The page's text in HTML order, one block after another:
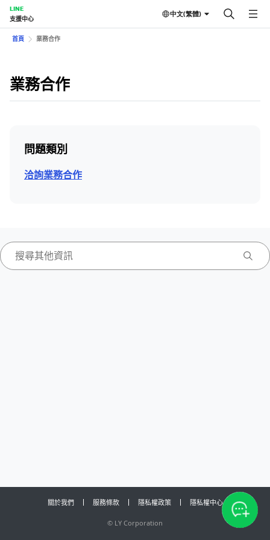
LINE
支援中心
中文(繁體)
首頁 業務合作
業務合作
問題類別
洽詢業務合作
關於我們 服務條款 隱私權政策 隱私權中心
© LY Corporation